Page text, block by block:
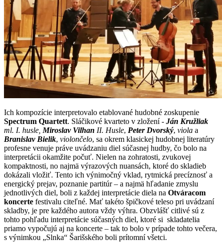
Ich kompozície interpretovalo etablované hudobné zoskupenie
Spectrum Quartett. Sláčikové kvarteto v zložení - Ján Kružliak
ml. I. husle, Miroslav Vilhan II. Husle, Peter Dvorský, viola a
Branislav Bielik, violončelo, sa okrem klasickej hudobnej literatúry
profesne venuje práve uvádzaniu diel súčasnej hudby, čo bolo na
interpretácii okamžite počuť. Nielen na zohratosti, zvukovej
kompaktnosti, no najmä výrazových nuansách, ktoré do skladieb
dokázali vložiť. Tento ich výnimočný vklad, rytmická precíznosť a
energický prejav, poznanie partitúr – a najmä hľadanie zmyslu
jednotlivých diel, boli z každej interpretácie diela na Otváracom
koncerte festivalu citeľné. Mať takéto špičkové teleso pri uvádzaní
skladby, je pre každého autora vždy výhra. Obzvlášť citlivé sú z
tohto pohľadu interpretácie súčasných diel, ktoré si skladatelia
priamo vypočujú aj na koncerte – tak to bolo v prípade tohto večera,
s výnimkou „Slnka“ Šarišského boli prítomní všetci.